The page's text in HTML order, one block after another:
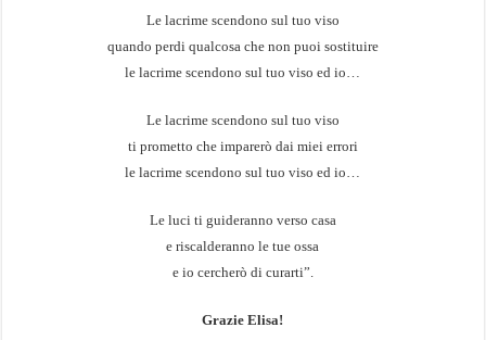
Le lacrime scendono sul tuo viso
quando perdi qualcosa che non puoi sostituire
le lacrime scendono sul tuo viso ed io…
Le lacrime scendono sul tuo viso
ti prometto che imparerò dai miei errori
le lacrime scendono sul tuo viso ed io…
Le luci ti guideranno verso casa
e riscalderanno le tue ossa
e io cercherò di curarti”.
Grazie Elisa!